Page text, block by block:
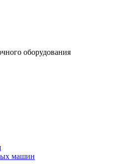
оборудования
машин